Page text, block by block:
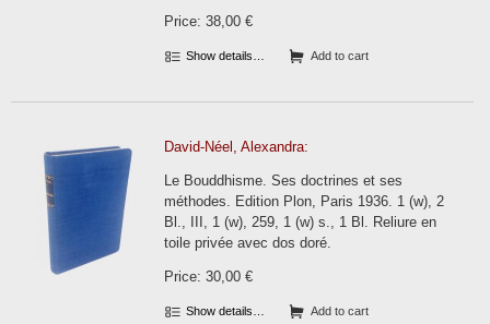
Price: 38,00 €
Show details… Add to cart
David-Néel, Alexandra:
Le Bouddhisme. Ses doctrines et ses
méthodes. Edition Plon, Paris 1936. 1 (w), 2
Bl., III, 1 (w), 259, 1 (w) s., 1 Bl. Reliure en
toile privée avec dos doré.
Price: 30,00 €
Show details… Add to cart